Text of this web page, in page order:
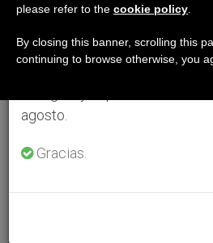
se generan menos
agosto.
Gracias.
please refer to the cookie policy
By closing this banner, scrolling this
continuing to browse otherwise, you